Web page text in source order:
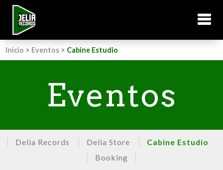
Inicio > Eventos > Cabine Estudio
Eventos
Delia Records Delia Store
Cabine Estudio
Booking